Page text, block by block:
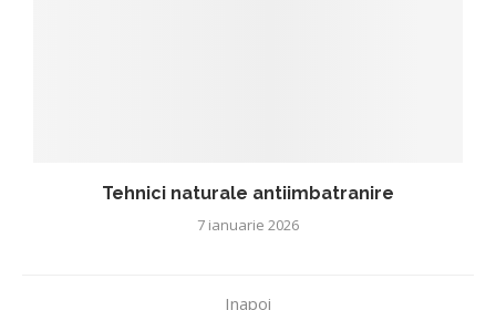
Tehnici naturale antiimbatranire
7 ianuarie 2026
Inapoi